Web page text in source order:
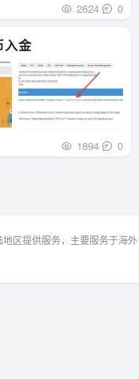
2624 0
入金
1894 0
区提供服务，主要服务于海外